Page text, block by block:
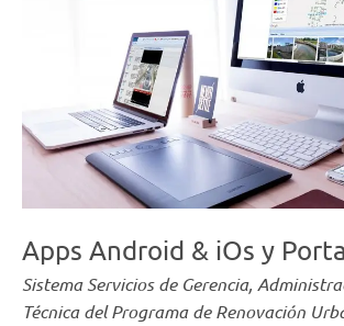
Apps Android & iOs y
Sistema Servicios de Gerencia,
Técnica del Programa de Renovación